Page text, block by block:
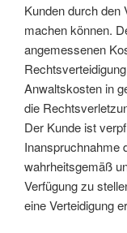
Kunden durch den
machen können.
angemessenen
Anwaltskosten in
die
Der Kunde ist
Inanspruchnahme
wahrheitsgemäß
Verfügung zu
eine Verteidigung